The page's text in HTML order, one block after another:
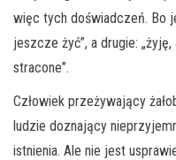
więc tych doświadczeń. Bo
jeszcze żyć”, a drugie:
stracone”.
Człowiek przeżywający
ludzie doznający
istnienia. Ale nie jest